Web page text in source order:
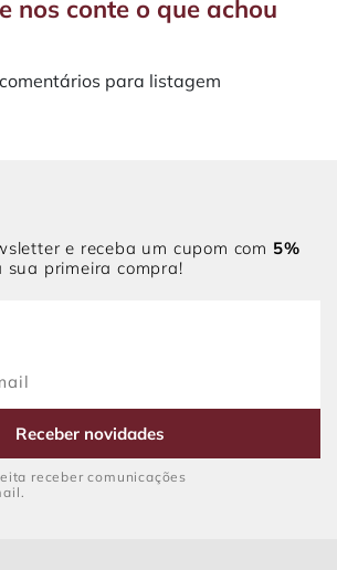
nos conte o que achou
para listagem
e receba um cupom com 5%
sua primeira compra!
Receber novidades
receber comunicações